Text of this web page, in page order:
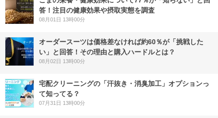
答！注目の健康効果や摂取実態を調査
08月01日 13時00分
オーダースーツは価格差なければ約60％が「挑戦した
い」と回答！その理由と購入ハードルとは？
08月02日 13時00分
宅配クリーニングの「汗抜き・消臭加工」オプションっ
て知ってる？
07月31日 13時00分